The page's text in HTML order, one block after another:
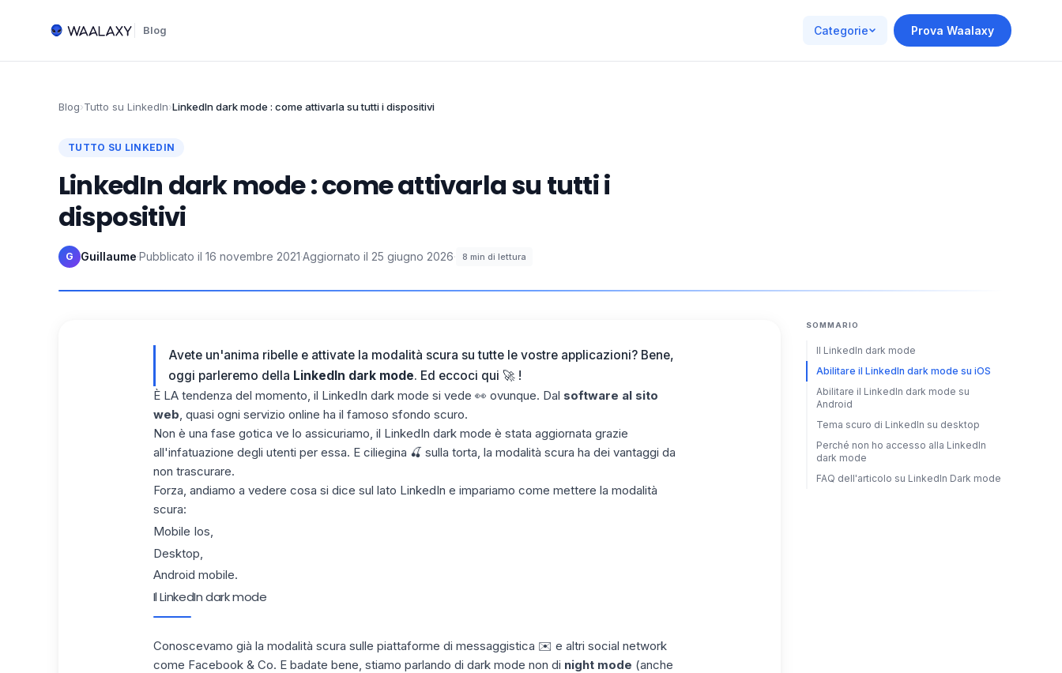
Blog Categorie Prova Waalaxy
Blog›Tutto su LinkedIn›LinkedIn dark mode : come attivarla su tutti i dispositivi
TUTTO SU LINKEDIN
LinkedIn dark mode : come attivarla su tutti i
dispositivi
G Guillaume·Pubblicato il 16 novembre 2021·Aggiornato il 25 giugno 2026· 8 min di lettura
Avete un'anima ribelle e attivate la modalità scura su tutte le vostre applicazioni? Bene,
oggi parleremo della LinkedIn dark mode. Ed eccoci qui 🚀 !
È LA tendenza del momento, il LinkedIn dark mode si vede 👀 ovunque. Dal software al sito
web, quasi ogni servizio online ha il famoso sfondo scuro.
Non è una fase gotica ve lo assicuriamo, il LinkedIn dark mode è stata aggiornata grazie
all'infatuazione degli utenti per essa. E ciliegina 🍒 sulla torta, la modalità scura ha dei vantaggi da
non trascurare.
Forza, andiamo a vedere cosa si dice sul lato LinkedIn e impariamo come mettere la modalità
scura:
Mobile Ios,
Desktop,
Android mobile.
Il LinkedIn dark mode
Conoscevamo già la modalità scura sulle piattaforme di messaggistica ✉️ e altri social network
come Facebook & Co. E badate bene, stiamo parlando di dark mode non di night mode (anche
SOMMARIO
Il LinkedIn dark mode
Abilitare il LinkedIn dark mode su iOS
Abilitare il LinkedIn dark mode su
Android
Tema scuro di LinkedIn su desktop
Perché non ho accesso alla LinkedIn
dark mode
FAQ dell'articolo su LinkedIn Dark mode